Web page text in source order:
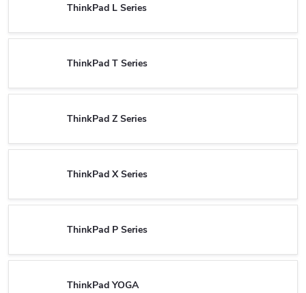
ThinkPad L Series
ThinkPad T Series
ThinkPad Z Series
ThinkPad X Series
ThinkPad P Series
ThinkPad YOGA